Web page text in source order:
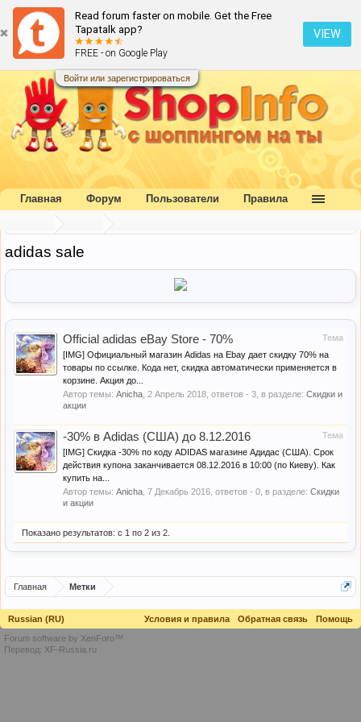
Read forum faster on mobile. Get the Free
Tapatalk app?
FREE - on Google Play
VIEW
Войти или зарегистрироваться
adidas sale
Тема
Official adidas eBay Store - 70%
[IMG] Официальный магазин Adidas на Ebay дает скидку 70% на
товары по ссылке. Кода нет, скидка автоматически применяется в
корзине. Акция до...
Автор темы: Anicha 2 Апрель 2018 , ответов - 3, в разделе: Скидки и
акции
Тема
-30% в Adidas (США) до 8.12.2016
[IMG] Скидка -30% по коду ADIDAS магазине Адидас (США). Срок
действия купона заканчивается 08.12.2016 в 10:00 (по Киеву). Как
купить на...
Автор темы: Anicha 7 Декабрь 2016 , ответов - 0, в разделе: Скидки
и акции
Показано результатов: с 1 по 2 из 2.
Главная Метки
Главная Форум Пользователи Правила
Russian (RU) Условия и правила Обратная связь
Помощь
Forum software by XenForo™
Перевод: XF-Russia.ru